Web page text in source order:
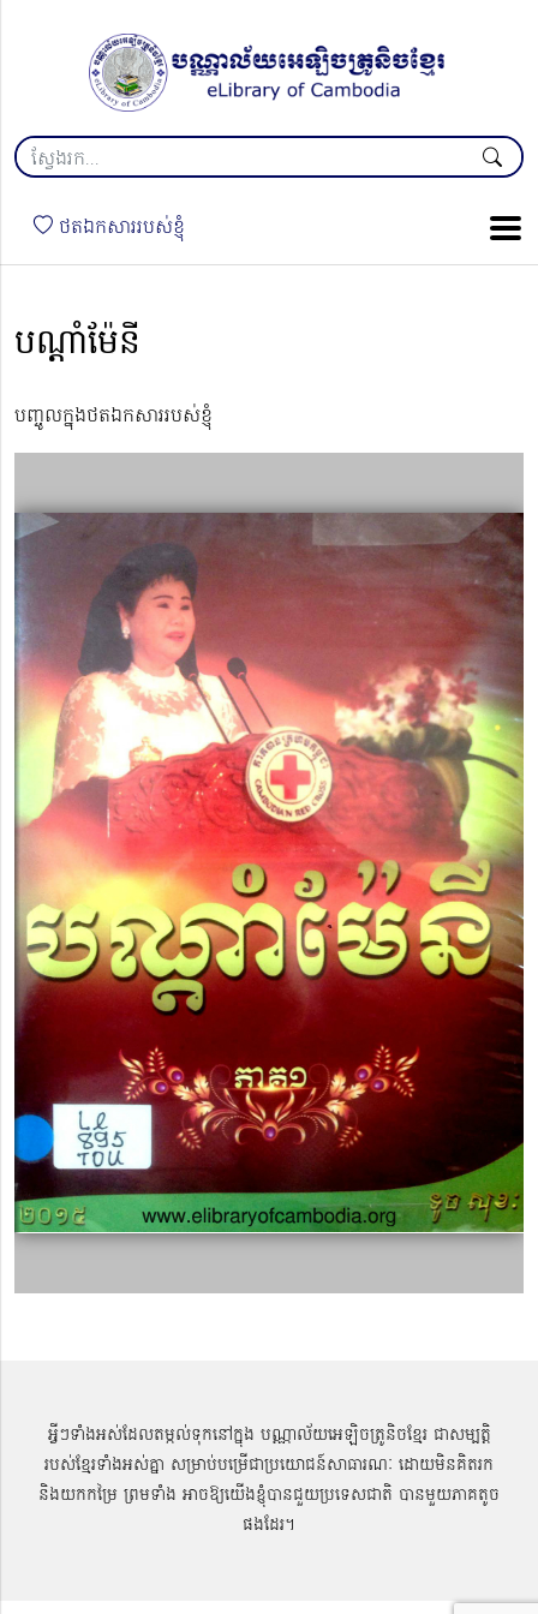
ថតឯកសាររបស់ខ្ញុំ
បណ្តាំម៉ែនី
បញ្ចូលក្នុងថតឯកសាររបស់ខ្ញុំ
អ្វីៗទាំងអស់ដែលតម្កល់ទុកនៅក្នុង បណ្ណាល័យអេឡិចត្រូនិចខ្មែរ ជាសម្បតិ្ត
របស់ខ្មែរទាំងអស់គ្នា សម្រាប់បម្រើជាប្រយោជន៍សាធារណៈ ដោយមិនគិតរក
និងយកកម្រៃ ព្រមទាំង អាចឱ្យយើងខ្ញុំបានជួយប្រទេសជាតិ បានមួយភាគតូច
ផងដែរ។